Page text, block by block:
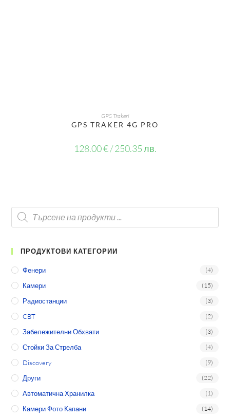
ДОБАВЯНЕ В КОЛИЧКАТА
GPS Trakeri
GPS TRAKER 4G PRO
128.00€ / 250.35 лв.
ПРОДУКТОВИ КАТЕГОРИИ
Фенери (4)
Камери (15)
Радиостанции (3)
CBT (2)
Забележителни Обхвати (3)
Стойки За Стрелба (4)
Discovery (9)
Други (22)
Автоматична Хранилка (1)
Камери Фото Капани (14)